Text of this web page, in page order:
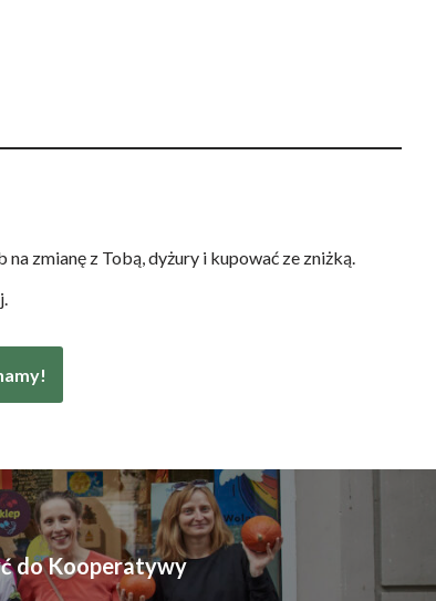
zmianę z Tobą, dyżury i kupować ze zniżką.
do Kooperatywy